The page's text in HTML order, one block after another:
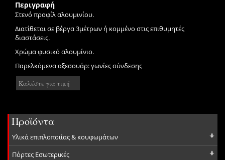
Περιγραφή
Στενό προφίλ αλουμινίου.
Διατίθεται σε βέργα 3μέτρων ή κομμένο στις επιθυμητές
διαστάσεις.
Χρώμα φυσικό αλουμίνιο.
Παρελκόμενα αξεσουάρ: γωνίες σύνδεσης
Καλέστε για τιμή
Προϊόντα
Υλικά επιπλοποιίας & κουφωμάτων
Πόρτες Εσωτερικές